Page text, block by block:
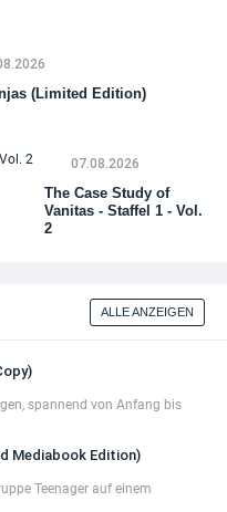
(Limited Edition)
07.08.2026
The Case Study of
Vanitas - Staffel 1 - Vol.
2
ALLE ANZEIGEN
spannend von Anfang bis
Mediabook Edition)
Teenager auf einem